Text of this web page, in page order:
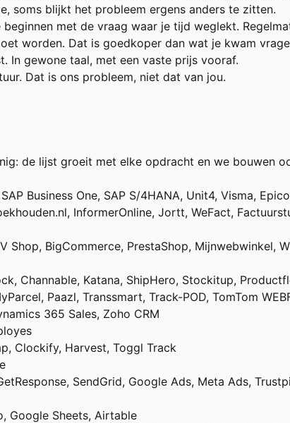
soms blijkt het probleem ergens anders te zitten.
met de vraag waar je tijd weglekt.
worden. Dat is goedkoper dan wat je kwam
In gewone taal, met een vaste prijs vooraf.
Dat is ons probleem, niet dat van jou.
de lijst groeit met elke opdracht en we bouwen
Business One, SAP S/4HANA, Unit4, Visma,
InformerOnline, Jortt, WeFact,
Shop, BigCommerce, PrestaShop, Mijnwebwinkel,
Channable, Katana, ShipHero, Stockitup,
Paazl, Transsmart, Track-POD, TomTom
365 Sales, Zoho CRM
Clockify, Harvest, Toggl Track
SendGrid, Google Ads, Meta Ads,
Google Sheets, Airtable